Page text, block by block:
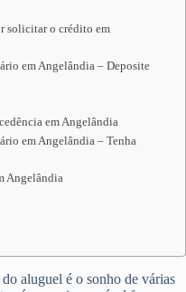
solicitar o crédito em
em Angelândia – Deposite
em Angelândia
em Angelândia – Tenha
Angelândia
aluguel é o sonho de várias